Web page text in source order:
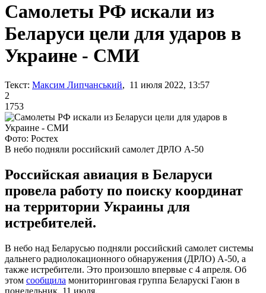
Самолеты РФ искали из
Беларуси цели для ударов в
Украине - СМИ
Текст: Максим Липчанський, 11 июля 2022, 13:57
2
1753
Фото: Ростех
В небо подняли российский самолет ДРЛО А-50
Российская авиация в Беларуси
провела работу по поиску координат
на территории Украины для
истребителей.
В небо над Беларусью подняли российский самолет системы
дальнего радиолокационного обнаружения (ДРЛО) А-50, а
также истребители. Это произошло впервые с 4 апреля. Об
этом сообщила мониторинговая группа Беларускі Гаюн в
понедельник, 11 июля.